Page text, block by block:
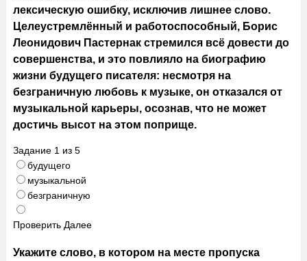
лексическую ошибку, исключив лишнее слово.
Целеустремлённый и работоспособный, Борис
Леонидович Пастернак стремился всё довести до
совершенства, и это повлияло на биографию
жизни будущего писателя: несмотря на
безграничную любовь к музыке, он отказался от
музыкальной карьеры, осознав, что не может
достичь высот на этом поприще.
Задание 1из 5
будущего
музыкальной
безграничную
Проверить Далее
Укажите слово, в котором на месте пропуска